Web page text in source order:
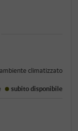
climatizzato
subito disponibile